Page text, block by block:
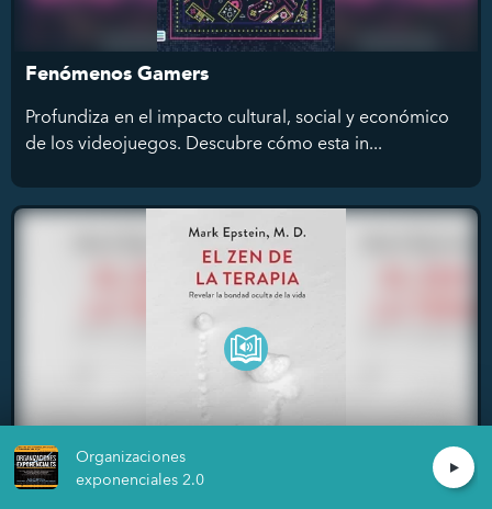
Fenómenos Gamers
Profundiza en el impacto cultural, social y económico
de los videojuegos. Descubre cómo esta in...
Organizaciones
exponenciales 2.0